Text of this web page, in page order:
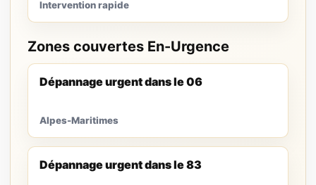
Intervention rapide
Zones couvertes En-Urgence
Dépannage urgent dans le 06
Alpes-Maritimes
Dépannage urgent dans le 83